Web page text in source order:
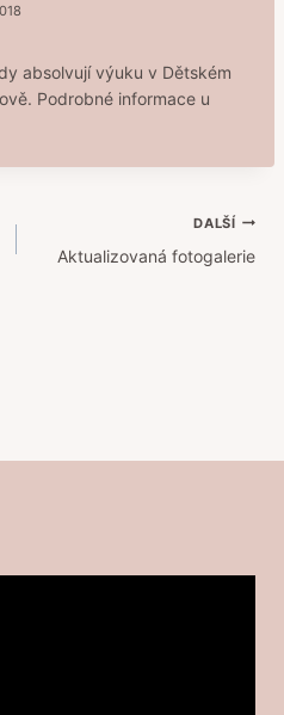
absolvují výuku v Dětském
Podrobné informace u
DALŠÍ
Aktualizovaná fotogalerie